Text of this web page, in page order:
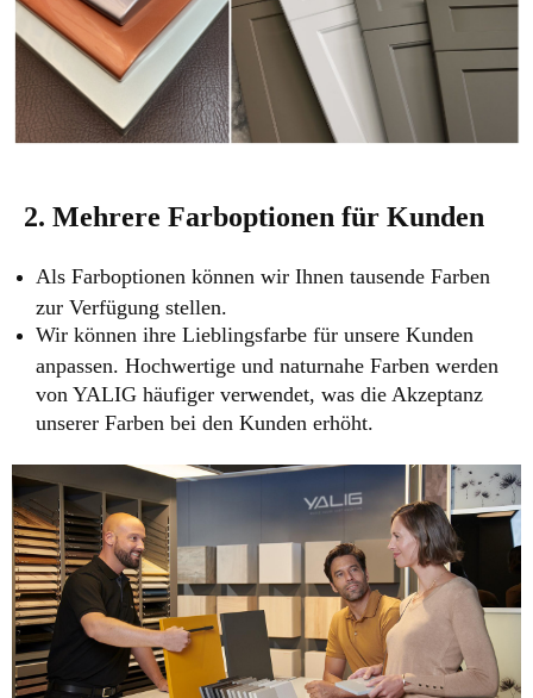
2. Mehrere Farboptionen für Kunden
Als Farboptionen können wir Ihnen tausende Farben
zur Verfügung stellen.
Wir können ihre Lieblingsfarbe für unsere Kunden
anpassen. Hochwertige und naturnahe Farben werden
von YALIG häufiger verwendet, was die Akzeptanz
unserer Farben bei den Kunden erhöht.